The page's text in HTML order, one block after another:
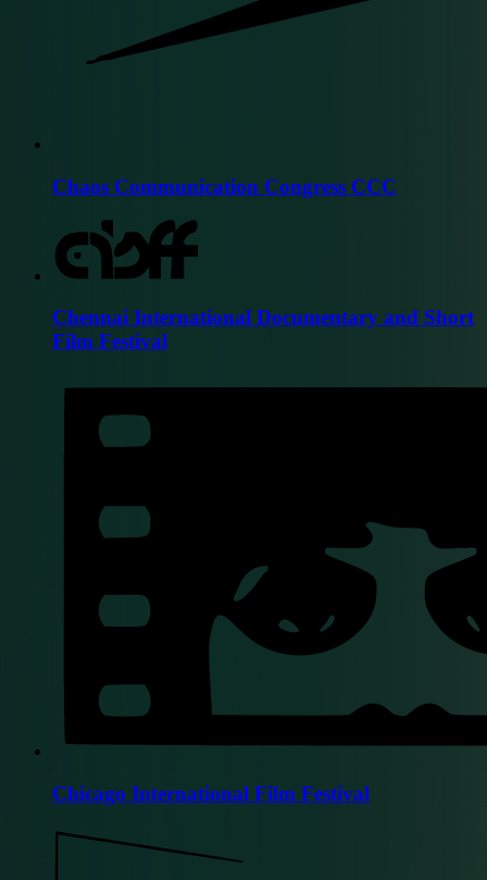
Chaos Communication Congress CCC
Chennai International Documentary and Short
Film Festival
Chicago International Film Festival